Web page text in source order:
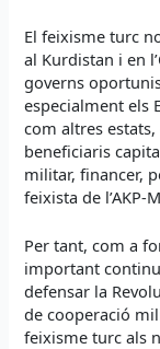
El feixisme turc
al Kurdistan i en
governs
especialment els
com altres
beneficiaris
militar, financer,
feixista de l’AKP-
Per tant, com a
important
defensar la
de cooperació
feixisme turc als